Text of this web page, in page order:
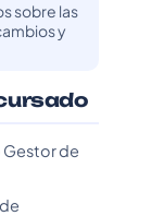
sobre las
y
Gestor de